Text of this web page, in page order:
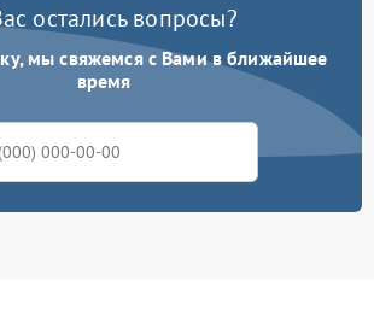
остались вопросы?
мы свяжемся с Вами в ближайшее
время